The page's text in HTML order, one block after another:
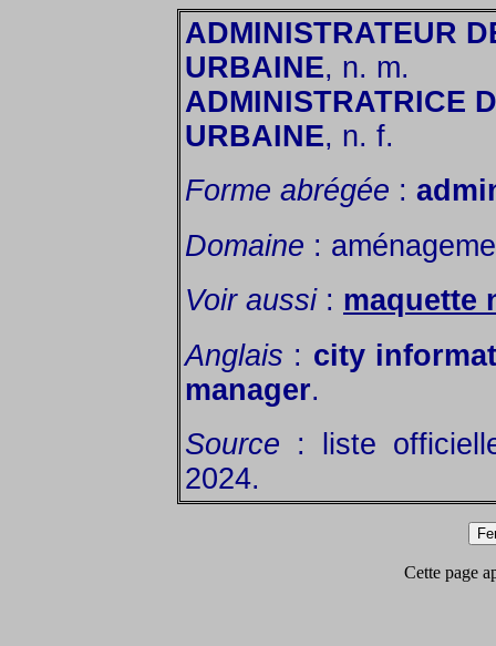
ADMINISTRATEUR
URBAINE, n. m.
ADMINISTRATRICE
URBAINE, n. f.
Forme abrégée :
Domaine :
Voir aussi: maquette
Anglais : city
manager.
Source : liste
2024.
Cette page